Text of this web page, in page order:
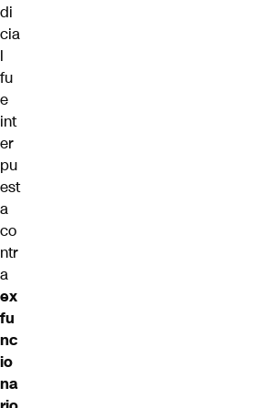
di
cia
l
fu
e
int
er
pu
est
a
co
ntr
a
ex
fu
nc
io
na